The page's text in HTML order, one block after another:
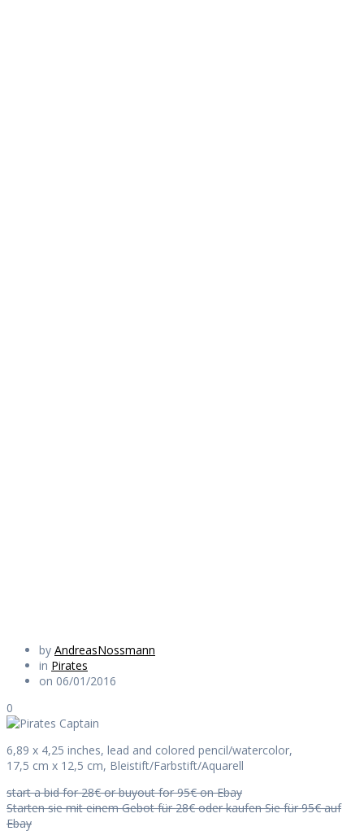
by AndreasNossmann
in Pirates
on 06/01/2016
0
6,89 x 4,25 inches, lead and colored pencil/watercolor,
17,5 cm x 12,5 cm, Bleistift/Farbstift/Aquarell
start a bid for 28€ or buyout for 95€ on Ebay
Starten sie mit einem Gebot für 28€ oder kaufen Sie für 95€ auf
Ebay